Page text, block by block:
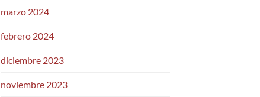
marzo 2024
febrero 2024
diciembre 2023
noviembre 2023